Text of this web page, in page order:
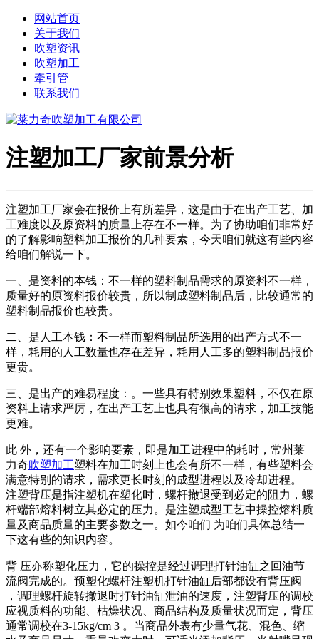
网站首页
关于我们
吹塑资讯
吹塑加工
牵引管
联系我们
注塑加工厂家前景分析
注塑加工厂家会在报价上有所差异，这是由于在出产工艺、加
工难度以及原资料的质量上存在不一样。为了协助咱们非常好
的了解影响塑料加工报价的几种要素，今天咱们就这有些内容
给咱们解说一下。
一、是资料的本钱：不一样的塑料制品需求的原资料不一样，
质量好的原资料报价较贵，所以制成塑料制品后，比较通常的
塑料制品报价也较贵。
二、是人工本钱：不一样而塑料制品所选用的出产方式不一
样，耗用的人工数量也存在差异，耗用人工多的塑料制品报价
更贵。
三、是出产的难易程度：。一些具有特别效果塑料，不仅在原
资料上请求严厉，在出产工艺上也具有很高的请求，加工技能
更难。
此 外，还有一个影响要素，即是加工进程中的耗时，常州莱
力奇吹塑加工塑料在加工时刻上也会有所不一样，有些塑料会
满意特别的请求，需求更长时刻的成型进程以及冷却进程。
注塑背压是指注塑机在塑化时，螺杆撤退受到必定的阻力，螺
杆端部熔料树立其必定的压力。是注塑成型工艺中操控熔料质
量及商品质量的主要参数之一。如今咱们 为咱们具体总结一
下这有些的知识内容。
背 压亦称塑化压力，它的操控是经过调理打针油缸之回油节
流阀完成的。预塑化螺杆注塑机打针油缸后部都设有背压阀
，调理螺杆旋转撤退时打针油缸泄油的速度，注塑背压的调校
应视质料的功能、枯燥状况、商品结构及质量状况而定，背压
通常调校在3-15kg/cm 3 。当商品外表有少量气花、混色、缩